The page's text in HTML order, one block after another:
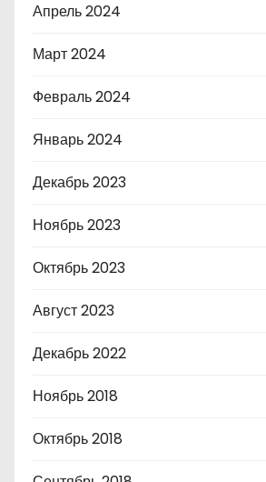
Апрель 2024
Март 2024
Февраль 2024
Январь 2024
Декабрь 2023
Ноябрь 2023
Октябрь 2023
Август 2023
Декабрь 2022
Ноябрь 2018
Октябрь 2018